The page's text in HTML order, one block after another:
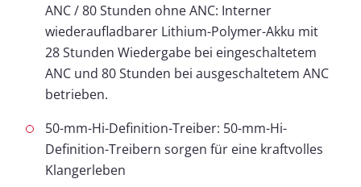
ANC / 80 Stunden ohne ANC: Interner
wiederaufladbarer Lithium-Polymer-Akku mit
28 Stunden Wiedergabe bei eingeschaltetem
ANC und 80 Stunden bei ausgeschaltetem ANC
betrieben.
50-mm-Hi-Definition-Treiber: 50-mm-Hi-
Definition-Treibern sorgen für eine kraftvolles
Klangerleben